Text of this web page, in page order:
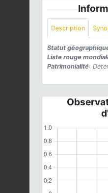
Description
Statut
Liste rouge
Patrimonialité: